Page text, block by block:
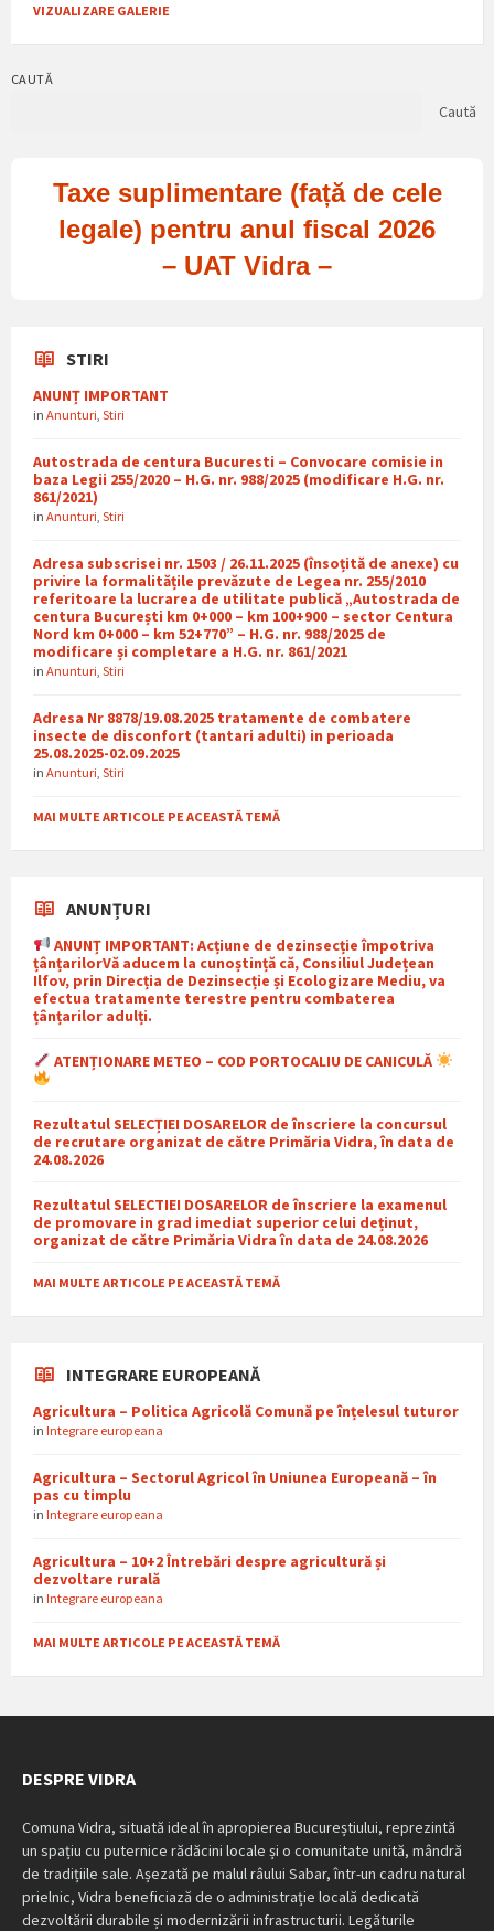
VIZUALIZARE GALERIE
CAUTĂ
Caută
Taxe suplimentare (față de cele
legale) pentru anul fiscal 2026
– UAT Vidra –
STIRI
ANUNȚ IMPORTANT
in Anunturi Stiri
Autostrada de centura Bucuresti – Convocare comisie in
baza Legii 255/2020 – H.G. nr. 988/2025 (modificare H.G. nr.
861/2021)
in Anunturi Stiri
Adresa subscrisei nr. 1503 / 26.11.2025 (însoțită de anexe) cu
privire la formalitățile prevăzute de Legea nr. 255/2010
referitoare la lucrarea de utilitate publică „Autostrada de
centura București km 0+000 – km 100+900 – sector Centura
Nord km 0+000 – km 52+770” – H.G. nr. 988/2025 de
modificare și completare a H.G. nr. 861/2021
in Anunturi Stiri
Adresa Nr 8878/19.08.2025 tratamente de combatere
insecte de disconfort (tantari adulti) in perioada
25.08.2025-02.09.2025
in Anunturi Stiri
MAI MULTE ARTICOLE PE ACEASTĂ TEMĂ
ANUNȚURI
ANUNȚ IMPORTANT: Acțiune de dezinsecție împotriva
țânțarilorVă aducem la cunoștință că, Consiliul Județean
Ilfov, prin Direcția de Dezinsecție și Ecologizare Mediu, va
efectua tratamente terestre pentru combaterea
țânțarilor adulți.
ATENȚIONARE METEO – COD PORTOCALIU DE CANICULĂ
Rezultatul SELECȚIEI DOSARELOR de înscriere la concursul
de recrutare organizat de către Primăria Vidra, în data de
24.08.2026
Rezultatul SELECTIEI DOSARELOR de înscriere la examenul
de promovare in grad imediat superior celui deținut,
organizat de către Primăria Vidra în data de 24.08.2026
MAI MULTE ARTICOLE PE ACEASTĂ TEMĂ
INTEGRARE EUROPEANĂ
Agricultura – Politica Agricolă Comună pe înțelesul tuturor
in Integrare europeana
Agricultura – Sectorul Agricol în Uniunea Europeană – în
pas cu timplu
in Integrare europeana
Agricultura – 10+2 Întrebări despre agricultură și
dezvoltare rurală
in Integrare europeana
MAI MULTE ARTICOLE PE ACEASTĂ TEMĂ
DESPRE VIDRA
Comuna Vidra, situată ideal în apropierea Bucureștiului, reprezintă
un spațiu cu puternice rădăcini locale și o comunitate unită, mândră
de tradițiile sale. Așezată pe malul râului Sabar, într-un cadru natural
prielnic, Vidra beneficiază de o administrație locală dedicată
dezvoltării durabile și modernizării infrastructurii. Legăturile